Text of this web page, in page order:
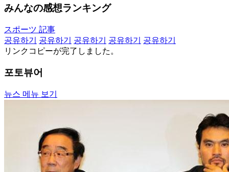
みんなの感想ランキング
スポーツ 記事
공유하기
공유하기 공유하기 공유하기
공유하기
リンクコピーが完了しました。
포토뷰어
뉴스 메뉴 보기